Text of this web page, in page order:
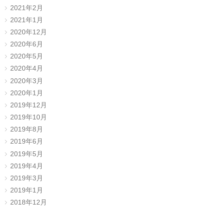
2021年2月
2021年1月
2020年12月
2020年6月
2020年5月
2020年4月
2020年3月
2020年1月
2019年12月
2019年10月
2019年8月
2019年6月
2019年5月
2019年4月
2019年3月
2019年1月
2018年12月